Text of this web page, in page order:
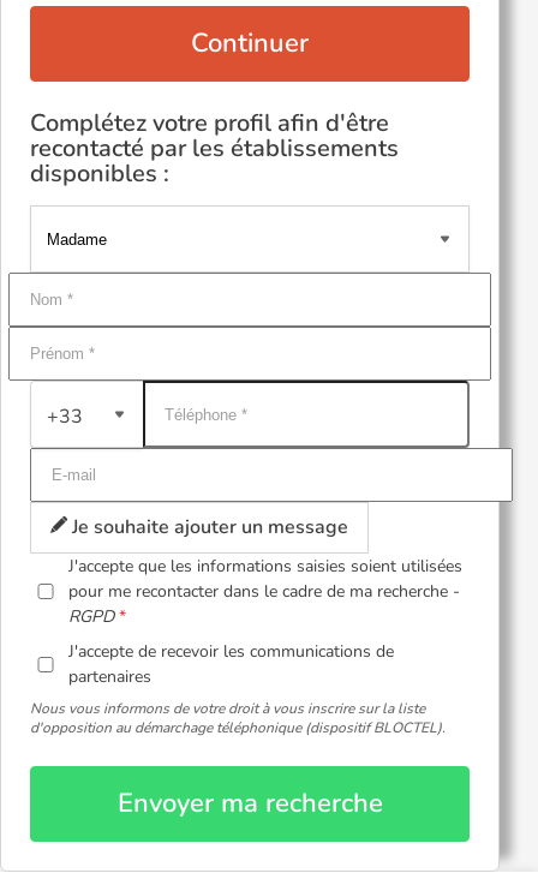
Continuer
Complétez votre profil afin d'être
recontacté par les établissements
disponibles :
+33
Je souhaite ajouter un message
J'accepte que les informations saisies soient utilisées
pour me recontacter dans le cadre de ma recherche -
RGPD
J'accepte de recevoir les communications de
partenaires
Nous vous informons de votre droit à vous inscrire sur la liste
d'opposition au démarchage téléphonique (dispositif BLOCTEL).
Envoyer ma recherche